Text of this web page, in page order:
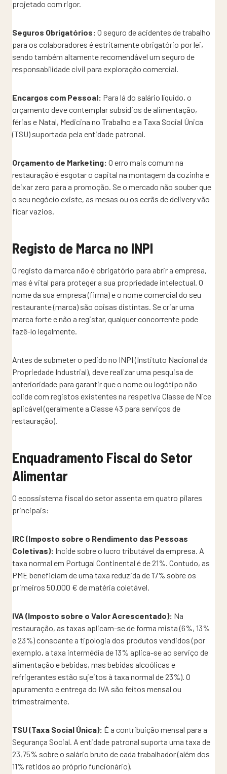
projetado com rigor.
Seguros Obrigatórios: O seguro de acidentes de trabalho
para os colaboradores é estritamente obrigatório por lei,
sendo também altamente recomendável um seguro de
responsabilidade civil para exploração comercial.
Encargos com Pessoal: Para lá do salário líquido, o
orçamento deve contemplar subsídios de alimentação,
férias e Natal, Medicina no Trabalho e a Taxa Social Única
(TSU) suportada pela entidade patronal.
Orçamento de Marketing: O erro mais comum na
restauração é esgotar o capital na montagem da cozinha e
deixar zero para a promoção. Se o mercado não souber que
o seu negócio existe, as mesas ou os ecrãs de delivery vão
ficar vazios.
Registo de Marca no INPI
O registo da marca não é obrigatório para abrir a empresa,
mas é vital para proteger a sua propriedade intelectual. O
nome da sua empresa (firma) e o nome comercial do seu
restaurante (marca) são coisas distintas. Se criar uma
marca forte e não a registar, qualquer concorrente pode
fazê-lo legalmente.
Antes de submeter o pedido no INPI (Instituto Nacional da
Propriedade Industrial), deve realizar uma pesquisa de
anterioridade para garantir que o nome ou logótipo não
colide com registos existentes na respetiva Classe de Nice
aplicável (geralmente a Classe 43 para serviços de
restauração).
Enquadramento Fiscal do Setor
Alimentar
O ecossistema fiscal do setor assenta em quatro pilares
principais:
IRC (Imposto sobre o Rendimento das Pessoas
Coletivas): Incide sobre o lucro tributável da empresa. A
taxa normal em Portugal Continental é de 21%. Contudo, as
PME beneficiam de uma taxa reduzida de 17% sobre os
primeiros 50.000 € de matéria coletável.
IVA (Imposto sobre o Valor Acrescentado): Na
restauração, as taxas aplicam-se de forma mista (6%, 13%
e 23%) consoante a tipologia dos produtos vendidos (por
exemplo, a taxa intermédia de 13% aplica-se ao serviço de
alimentação e bebidas, mas bebidas alcoólicas e
refrigerantes estão sujeitos à taxa normal de 23%). O
apuramento e entrega do IVA são feitos mensal ou
trimestralmente.
TSU (Taxa Social Única): É a contribuição mensal para a
Segurança Social. A entidade patronal suporta uma taxa de
23,75% sobre o salário bruto de cada trabalhador (além dos
11% retidos ao próprio funcionário).